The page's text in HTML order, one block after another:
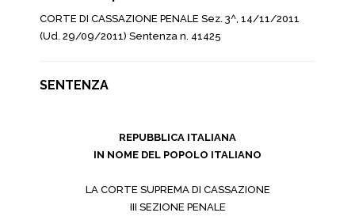
CORTE DI CASSAZIONE PENALE Sez. 3^, 14/11/2011
(Ud. 29/09/2011) Sentenza n. 41425
SENTENZA
REPUBBLICA ITALIANA
IN NOME DEL POPOLO ITALIANO
LA CORTE SUPREMA DI CASSAZIONE
III SEZIONE PENALE